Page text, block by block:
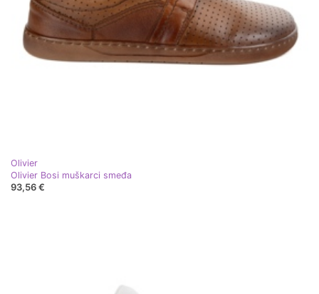
Olivier
Olivier Bosi muškarci smeđa
93,56 €